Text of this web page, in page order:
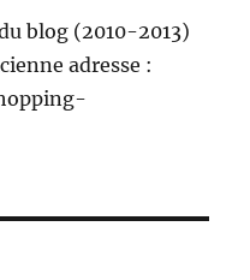
blog (2010-2013)
adresse :